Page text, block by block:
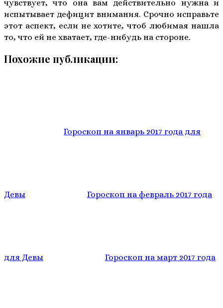
чувствует, что она вам действительно нужна и
испытывает дефицит внимания. Срочно исправьте
этот аспект, если не хотите, чтоб любимая нашла
то, что ей не хватает, где-нибудь на стороне.
Похожие публикации:
Гороскоп на январь 2017 года для
Девы Гороскоп на февраль 2017 года
для Девы Гороскоп на март 2017 года